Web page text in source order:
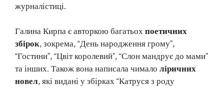
журналістиці.
Галина Кирпа є авторкою багатьохпоетичних
збірок, зокрема, “День народження грому”,
“Гостини”, “Цвіт королевий”, “Слон мандрує до мами”
та інших. Також вона написала чимало ліричних
новел, які видані у збірках “Катруся з роду